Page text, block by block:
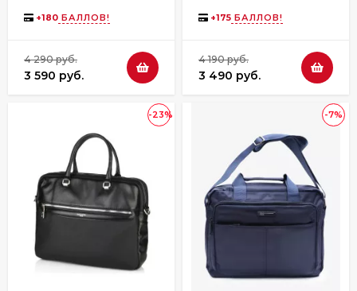
+180 БАЛЛОВ!
4 290 руб.
3 590 руб.
+175 БАЛЛОВ!
4 190 руб.
3 490 руб.
-23% -7%